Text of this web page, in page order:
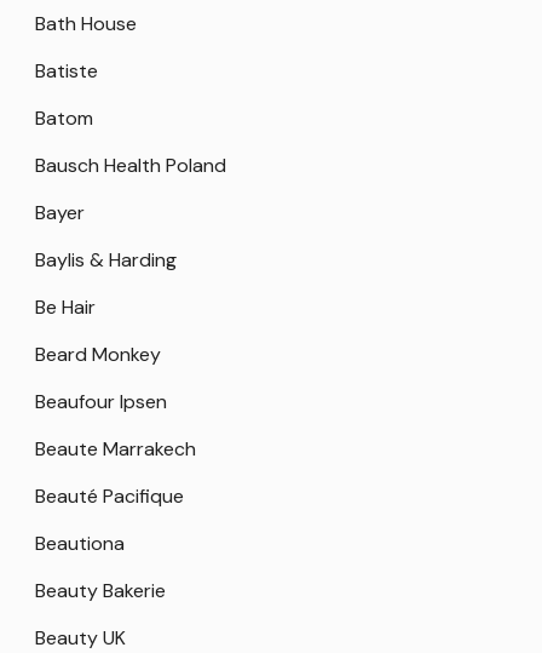
Bath House
Batiste
Batom
Bausch Health Poland
Bayer
Baylis & Harding
Be Hair
Beard Monkey
Beaufour Ipsen
Beaute Marrakech
Beauté Pacifique
Beautiona
Beauty Bakerie
Beauty UK